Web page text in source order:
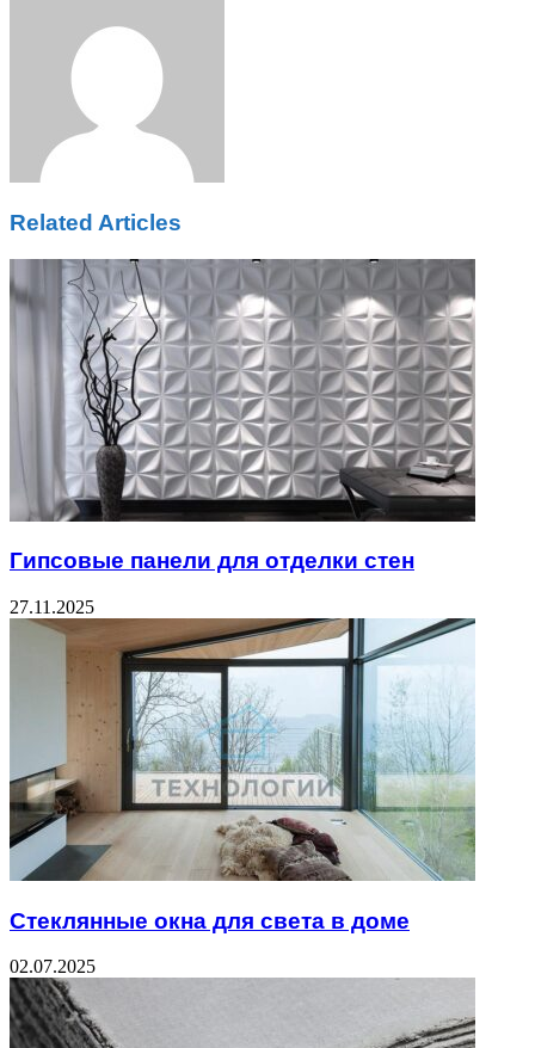
Related Articles
Гипсовые панели для отделки стен
27.11.2025
Стеклянные окна для света в доме
02.07.2025